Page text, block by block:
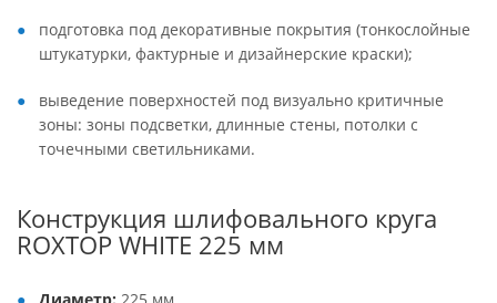
подготовка под декоративные покрытия (тонкослойные
штукатурки, фактурные и дизайнерские краски);
выведение поверхностей под визуально критичные
зоны: зоны подсветки, длинные стены, потолки с
точечными светильниками.
Конструкция шлифовального круга
ROXTOP WHITE 225 мм